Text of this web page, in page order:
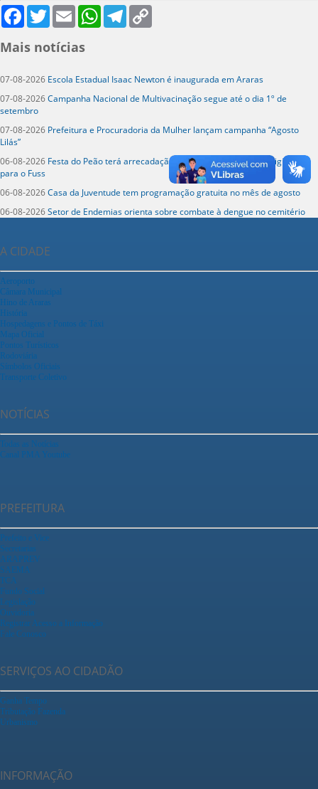
FacebookTwitter Email WhatsAppTelegram
Mais notícias
07-08-2026 Escola Estadual Isaac Newton é inaugurada em Araras
07-08-2026Campanha Nacional de Multivacinação segue até o dia 1º de
setembro
07-08-2026 Prefeitura e Procuradoria da Mulher lançam campanha “Agosto
Lilás”
06-08-2026 Festa do Peão terá arrecadação de alimentos e itens de higiene
para o Fuss
06-08-2026Casa da Juventude tem programação gratuita no mês de agosto
06-08-2026Setor de Endemias orienta sobre combate à dengue no cemitério
A CIDADE
Aeroporto
Câmara Municipal
Hino de Araras
História
Hospedagens e Pontos de Táxi
Mapa Oficial
Pontos Turísticos
Rodoviária
Símbolos Oficiais
Transporte Coletivo
NOTÍCIAS
Todas as Notícias
Canal PMA Youtube
PREFEITURA
Prefeito e Vice
Secretarias
ARAPREV
SAEMA
TCA
Fundo Social
Legislação
Ouvidoria
Registrar Acesso a Informação
Fale Conosco
SERVIÇOS AO CIDADÃO
Ganha Tempo
Tributação Fazenda
Urbanismo
INFORMAÇÃO